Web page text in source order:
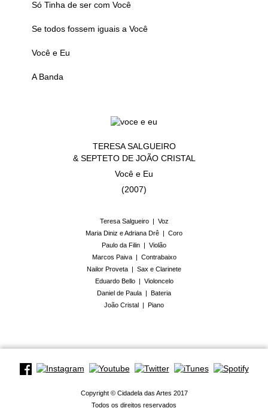
Só Tinha de ser com Você
Se todos fossem iguais a Você
Você e Eu
A Banda
TERESA SALGUEIRO
& SEPTETO DE JOÃO CRISTAL
Você e Eu
(2007)
Teresa Salgueiro | Voz
Maria Diniz e Adriana Drê | Coro
Paulo da Filin | Violão
Marcos Paiva | Contrabaixo
Nailor Proveta | Sax e Clarinete
Eduardo Bello | Violoncelo
Daniel de Paula | Bateria
João Cristal | Piano
Copyright © Cidadela das Artes 2017
Todos os direitos reservados